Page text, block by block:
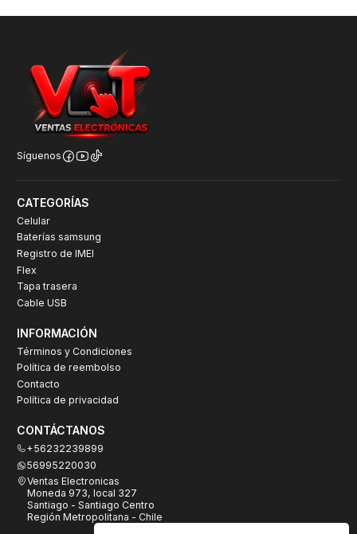
Síguenos
CATEGORÍAS
Celular
Baterías samsung
Registro de IMEI
Flex
Tapa trasera
Cable USB
INFORMACIÓN
Términos y Condiciones
Política de reembolso
Contacto
Política de privacidad
CONTÁCTANOS
+56232239899
56995220030
Ventas Electronicas
Moneda 973, local 327
Santiago - Santiago Centro
Región Metropolitana - Chile